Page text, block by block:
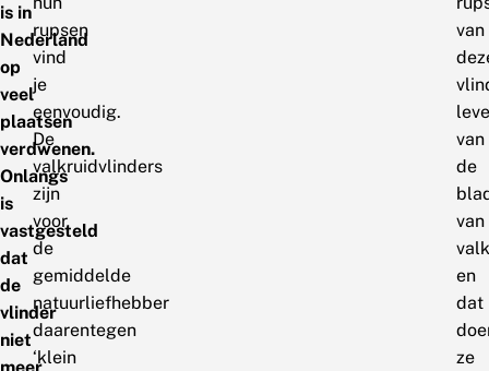
is in
Nederland
op
veel
plaatsen
verdwenen.
Onlangs
is
vastgesteld
dat
de
vlinder
niet
rupsen
vind
je
eenvoudig.
De
valkruidvlinders
zijn
voor
de
gemiddelde
natuurliefhebber
daarentegen
‘klein
van
van
de
van
en
dat
ze